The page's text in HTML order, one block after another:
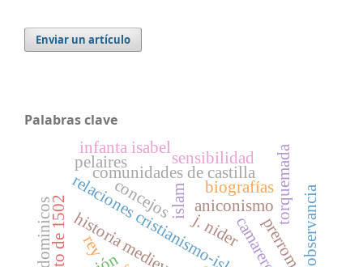
Enviar un artículo
Palabras clave
historia medieval
aniconismo
islam
comunidades de castilla
biografías
dominicos observancia
torquemada
j. nider
pelaires
camarero
infanta isabel
concejos
sensibilidad
rey